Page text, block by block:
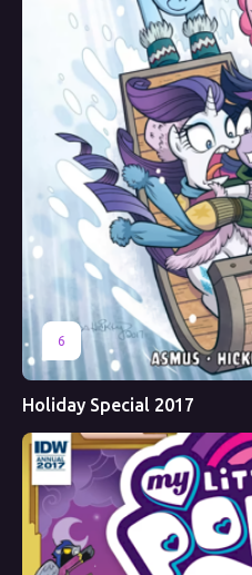
6
Holiday Special 2017